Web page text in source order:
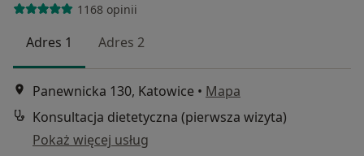
1168 opinii
Adres 1 Adres 2
Panewnicka 130, Katowice • Mapa
Konsultacja dietetyczna (pierwsza wizyta)
Pokaż więcej usług